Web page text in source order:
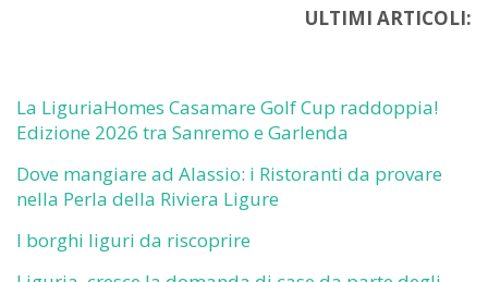
ULTIMI ARTICOLI:
La LiguriaHomes Casamare Golf Cup raddoppia!
Edizione 2026 tra Sanremo e Garlenda
Dove mangiare ad Alassio: i Ristoranti da provare
nella Perla della Riviera Ligure
I borghi liguri da riscoprire